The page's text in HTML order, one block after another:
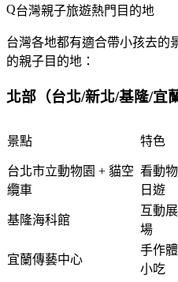
台灣親子旅遊熱門目的地
台灣各地都有適合帶小孩去的
的親子目的地：
北部（台北/新北/基隆/宜
景點 特色
台北市立動物園 + 貓空
纜車
看動
日遊
基隆海科館
互動
場
宜蘭傳藝中心
手作
小吃